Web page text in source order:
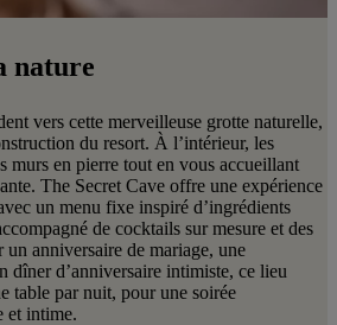
nature
vers cette merveilleuse grotte naturelle,
du resort. À l’intérieur, les
murs en pierre tout en vous accueillant
The Secret Cave offre une expérience
un menu fixe inspiré d’ingrédients
de cocktails sur mesure et des
anniversaire de mariage, une
dîner d’anniversaire intimiste, ce lieu
table par nuit, pour une soirée
et intime.